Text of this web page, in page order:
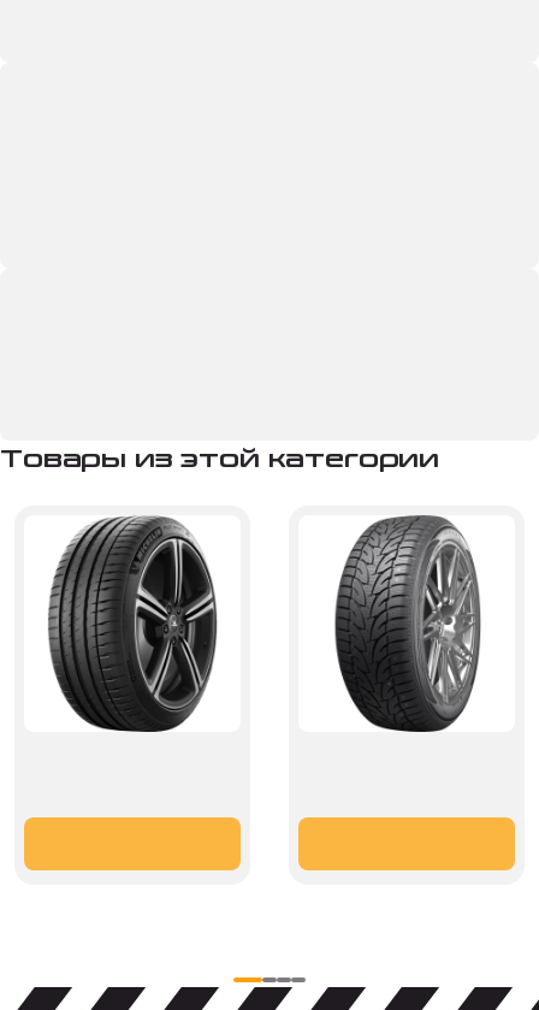
Товары из этой категории